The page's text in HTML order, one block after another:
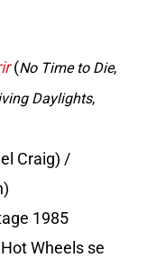
(No Time to Die,
Daylights,
Craig) /
1985
Wheels se